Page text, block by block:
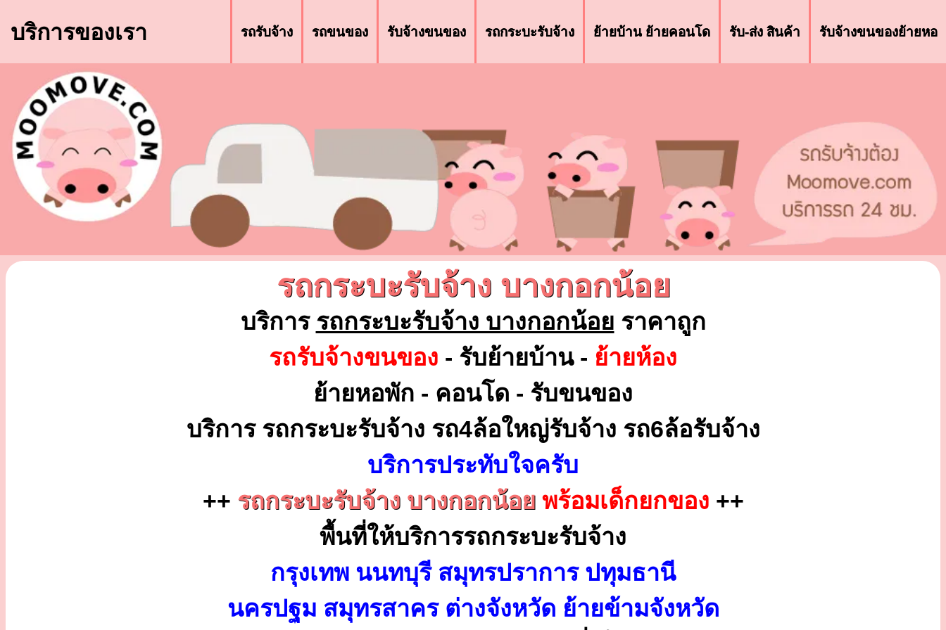
บริการของเรา รถรับจ้าง รถขนของ รับจ้างขนของ รถกระบะรับจ้าง ย้ายบ้าน ย้ายคอนโด รับ-ส่ง สินค้า รับจ้างขนของย้ายหอ
รถกระบะรับจ้าง บางกอกน้อย
บริการ รถกระบะรับจ้าง บางกอกน้อย ราคาถูก
รถรับจ้างขนของ - รับย้ายบ้าน - ย้ายห้อง
ย้ายหอพัก - คอนโด - รับขนของ
บริการ รถกระบะรับจ้าง รถ4ล้อใหญ่รับจ้าง รถ6ล้อรับจ้าง
บริการประทับใจครับ
++ รถกระบะรับจ้าง บางกอกน้อย พร้อมเด็กยกของ ++
พื้นที่ให้บริการรถกระบะรับจ้าง
กรุงเทพ นนทบุรี สมุทรปราการ ปทุมธานี
นครปฐม สมุทรสาคร ต่างจังหวัด ย้ายข้ามจังหวัด